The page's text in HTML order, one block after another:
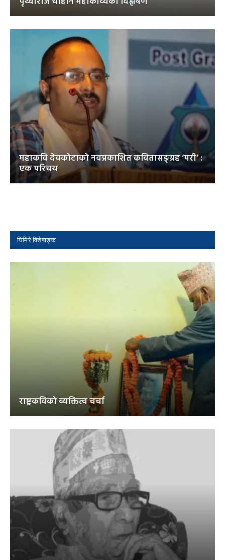
महाकवि देवकोटाको नवप्रकाशित कवितासङ्ग्रह ‘परी’ :
एक परिचय
घिमिरे विशेषाङ्क
राष्ट्रकविको व्यक्तित्व चर्चा